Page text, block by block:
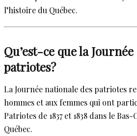
l’histoire du Québec.
Qu’est-ce que la
patriotes?
La Journée nationale des patriotes
hommes et aux femmes qui ont
Patriotes de 1837 et 1838 dans le
Québec.